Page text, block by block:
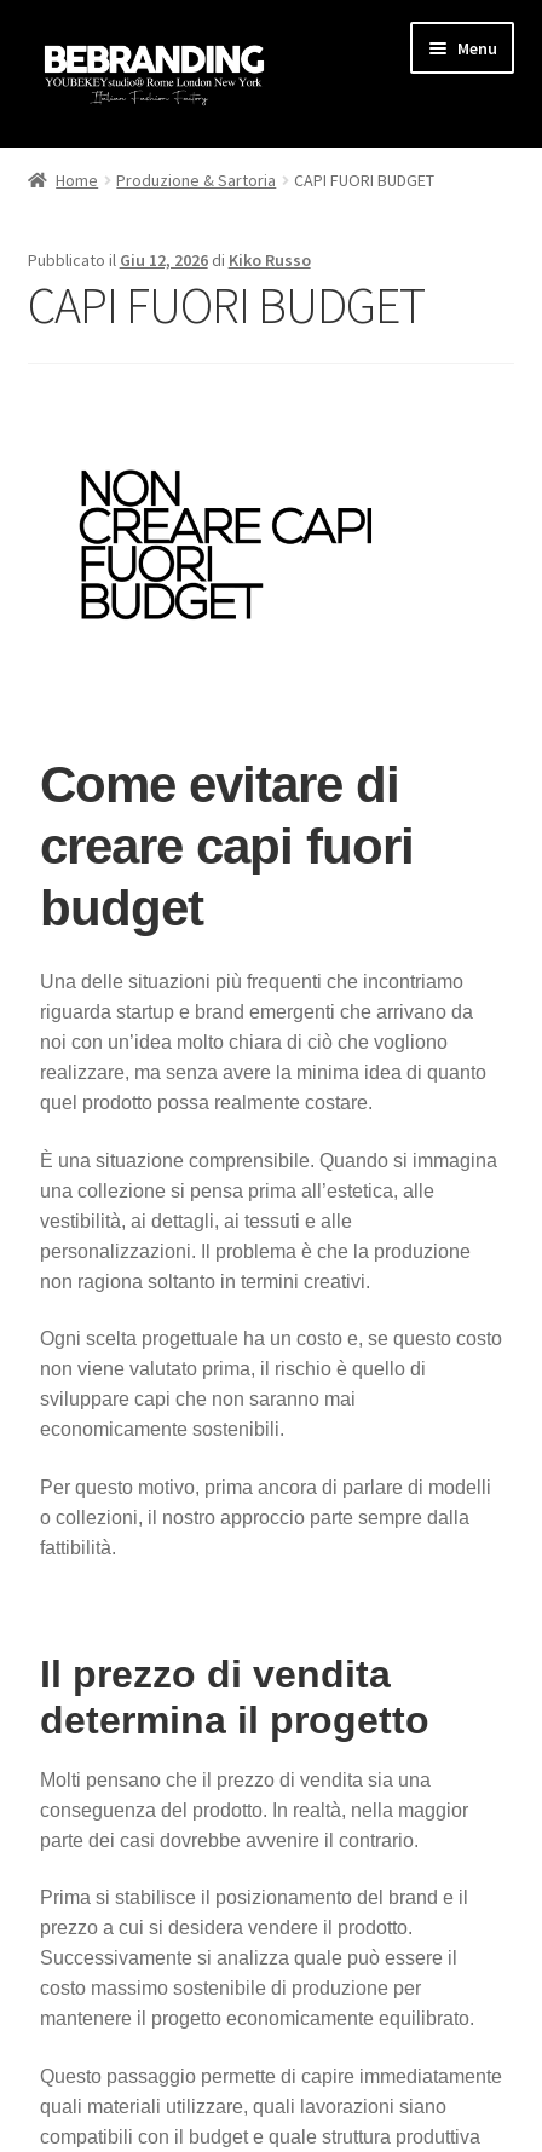
Menu
HOME
PRODUZIONE
CONTATTI
Home Produzione & Sartoria CAPI FUORI BUDGET
Pubblicato il Giu 12, 2026 di Kiko Russo
CAPI FUORI BUDGET
Come evitare di
creare capi fuori
budget
Una delle situazioni più frequenti che incontriamo
riguarda startup e brand emergenti che arrivano da
noi con un’idea molto chiara di ciò che vogliono
realizzare, ma senza avere la minima idea di quanto
quel prodotto possa realmente costare.
È una situazione comprensibile. Quando si immagina
una collezione si pensa prima all’estetica, alle
vestibilità, ai dettagli, ai tessuti e alle
personalizzazioni. Il problema è che la produzione
non ragiona soltanto in termini creativi.
Ogni scelta progettuale ha un costo e, se questo costo
non viene valutato prima, il rischio è quello di
sviluppare capi che non saranno mai
economicamente sostenibili.
Per questo motivo, prima ancora di parlare di modelli
o collezioni, il nostro approccio parte sempre dalla
fattibilità.
Il prezzo di vendita
determina il progetto
Molti pensano che il prezzo di vendita sia una
conseguenza del prodotto. In realtà, nella maggior
parte dei casi dovrebbe avvenire il contrario.
Prima si stabilisce il posizionamento del brand e il
prezzo a cui si desidera vendere il prodotto.
Successivamente si analizza quale può essere il
costo massimo sostenibile di produzione per
mantenere il progetto economicamente equilibrato.
Questo passaggio permette di capire immediatamente
quali materiali utilizzare, quali lavorazioni siano
compatibili con il budget e quale struttura produttiva